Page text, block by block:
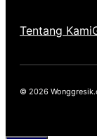
Tentang Kami
© 2026